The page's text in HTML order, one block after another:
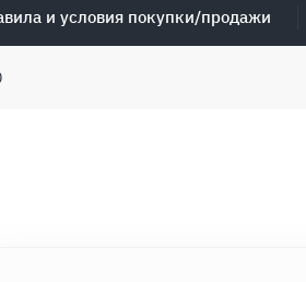
и условия покупки/продажи